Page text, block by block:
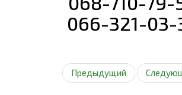
066-321-03-
Предыдущий